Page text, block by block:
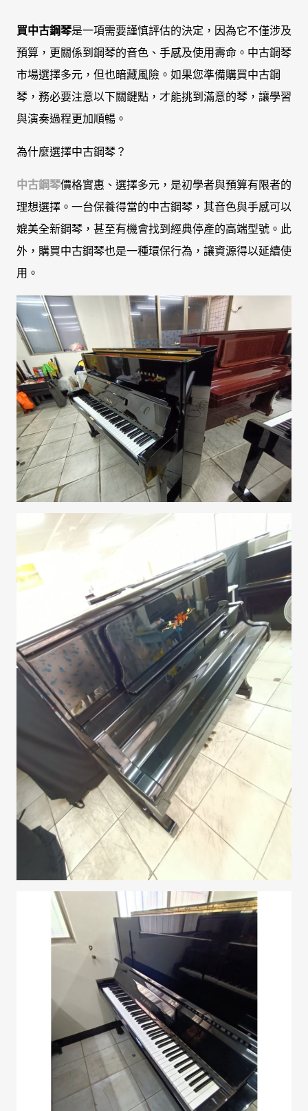
買中古鋼琴是一項需要謹慎評估的決定，因為它不僅涉及
預算，更關係到鋼琴的音色、手感及使用壽命。中古鋼琴
市場選擇多元，但也暗藏風險。如果您準備購買中古鋼
琴，務必要注意以下關鍵點，才能挑到滿意的琴，讓學習
與演奏過程更加順暢。
為什麼選擇中古鋼琴？
中古鋼琴價格實惠、選擇多元，是初學者與預算有限者的
理想選擇。一台保養得當的中古鋼琴，其音色與手感可以
媲美全新鋼琴，甚至有機會找到經典停產的高端型號。此
外，購買中古鋼琴也是一種環保行為，讓資源得以延續使
用。